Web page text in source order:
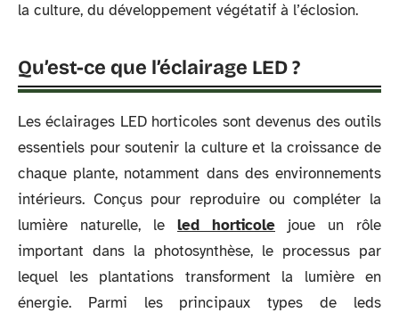
la culture, du développement végétatif à l’éclosion.
Qu’est-ce que l’éclairage LED ?
Les éclairages LED horticoles sont devenus des outils
essentiels pour soutenir la culture et la croissance de
chaque plante, notamment dans des environnements
intérieurs. Conçus pour reproduire ou compléter la
lumière naturelle, le led horticole joue un rôle
important dans la photosynthèse, le processus par
lequel les plantations transforment la lumière en
énergie. Parmi les principaux types de leds